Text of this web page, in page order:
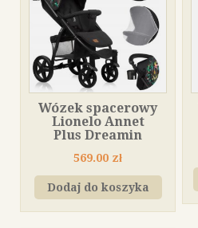
Wózek spacerowy
Lionelo Annet
Plus Dreamin
569.00 zł
Dodaj do koszyka